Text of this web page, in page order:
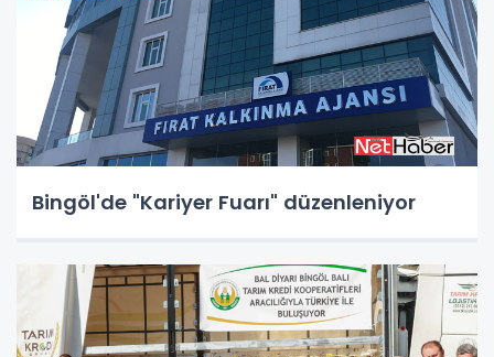
Bingöl'de "Kariyer Fuarı" düzenleniyor